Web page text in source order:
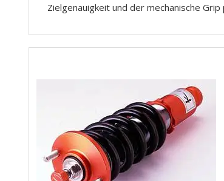
Zielgenauigkeit und der mechanische